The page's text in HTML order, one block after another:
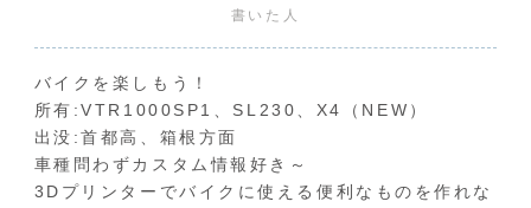
書いた人
バイクを楽しもう！
所有:VTR1000SP1、SL230、X4（NEW）
出没:首都高、箱根方面
車種問わずカスタム情報好き～
3Dプリンターでバイクに使える便利なものを作れな